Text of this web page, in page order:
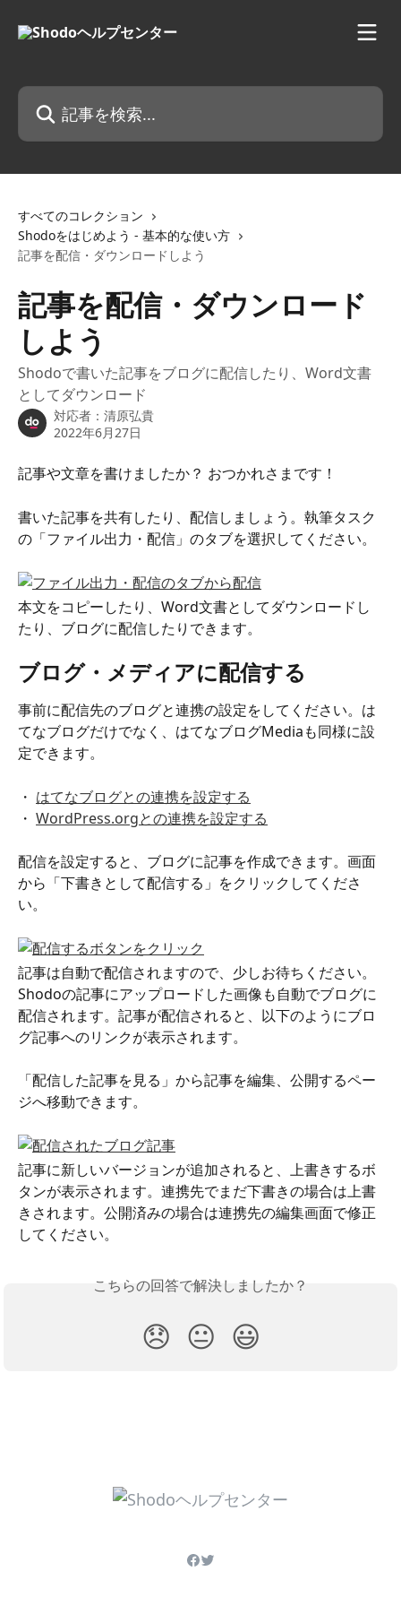
記事を検索...
すべてのコレクション
Shodoをはじめよう - 基本的な使い方
記事を配信・ダウンロードしよう
記事を配信・ダウンロード
しよう
Shodoで書いた記事をブログに配信したり、Word文書
としてダウンロード
対応者： 清原弘貴
2022年6月27日
記事や文章を書けましたか？ おつかれさまです！
書いた記事を共有したり、配信しましょう。執筆タスク
の「ファイル出力・配信」のタブを選択してください。
本文をコピーしたり、Word文書としてダウンロードし
たり、ブログに配信したりできます。
ブログ・メディアに配信する
事前に配信先のブログと連携の設定をしてください。は
てなブログだけでなく、はてなブログMediaも同様に設
定できます。
・ はてなブログとの連携を設定する
・ WordPress.orgとの連携を設定する
配信を設定すると、ブログに記事を作成できます。画面
から「下書きとして配信する」をクリックしてくださ
い。
記事は自動で配信されますので、少しお待ちください。
Shodoの記事にアップロードした画像も自動でブログに
配信されます。記事が配信されると、以下のようにブロ
グ記事へのリンクが表示されます。
「配信した記事を見る」から記事を編集、公開するペー
ジへ移動できます。
記事に新しいバージョンが追加されると、上書きするボ
タンが表示されます。連携先でまだ下書きの場合は上書
きされます。公開済みの場合は連携先の編集画面で修正
してください。
こちらの回答で解決しましたか？
😞 😐 😃